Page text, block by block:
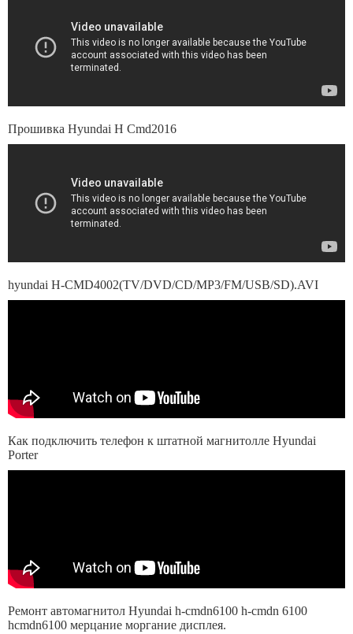
Прошивка Hyundai H Cmd2016
hyundai H-CMD4002(TV/DVD/CD/MP3/FM/USB/SD).AVI
Как подключить телефон к штатной магнитолле Hyundai
Porter
Ремонт автомагнитол Hyundai h-cmdn6100 h-cmdn 6100
hcmdn6100 мерцание моргание дисплея.